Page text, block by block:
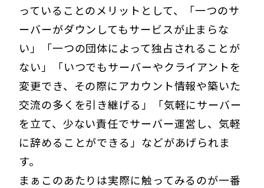
っていることのメリットとして、「一つのサ
ーバーがダウンしてもサービスが止まらな
い」「一つの団体によって独占されることが
ない」「いつでもサーバーやクライアントを
変更でき、その際にアカウント情報や築いた
交流の多くを引き継げる」「気軽にサーバー
を立て、少ない責任でサーバー運営し、気軽
に辞めることができる」などがあげられま
す。
まぁこのあたりは実際に触ってみるのが一番